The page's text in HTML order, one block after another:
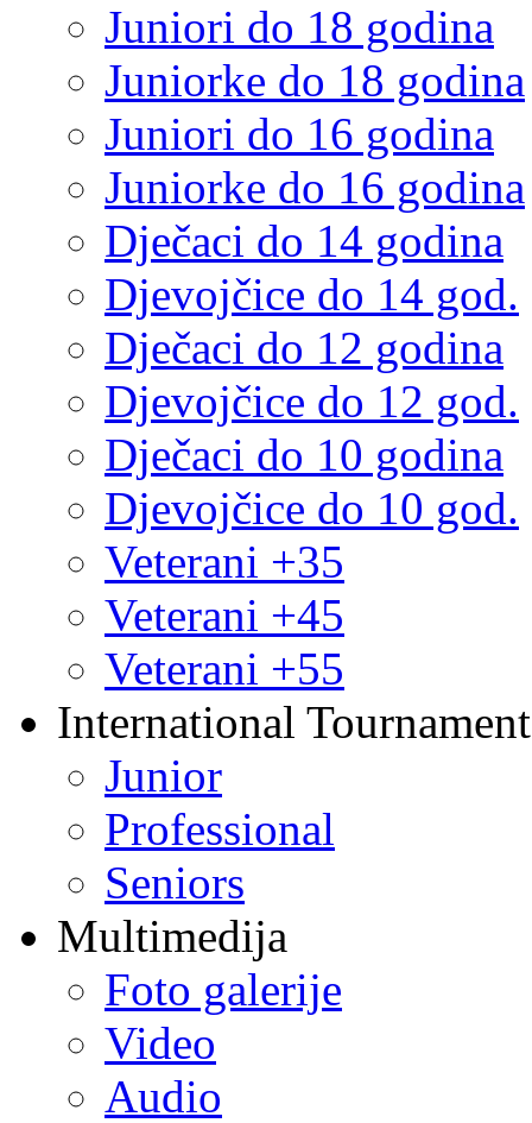
Juniori do 18 godina
Juniorke do 18 godina
Juniori do 16 godina
Juniorke do 16 godina
Dječaci do 14 godina
Djevojčice do 14 god.
Dječaci do 12 godina
Djevojčice do 12 god.
Dječaci do 10 godina
Djevojčice do 10 god.
Veterani +35
Veterani +45
Veterani +55
International
Junior
Professional
Seniors
Multimedija
Foto galerije
Video
Audio